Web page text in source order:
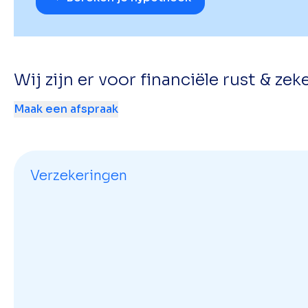
Wij zijn er voor financiële rust &
Maak een afspraak
Verzekeringen